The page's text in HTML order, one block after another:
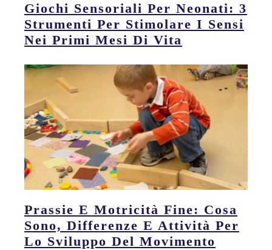
Giochi Sensoriali Per Neonati: 3
Strumenti Per Stimolare I Sensi
Nei Primi Mesi Di Vita
Prassie E Motricità Fine: Cosa
Sono, Differenze E Attività Per
Lo Sviluppo Del Movimento